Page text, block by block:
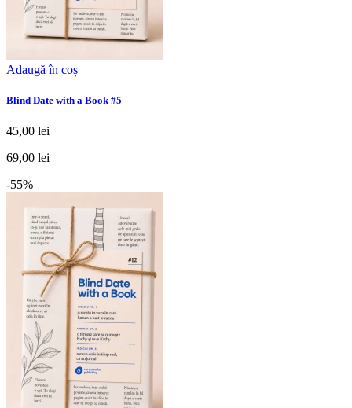
Adaugă în coș
Blind Date with a Book #5
45,00 lei
69,00 lei
-55%